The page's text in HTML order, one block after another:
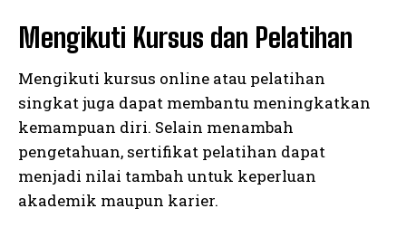
Mengikuti Kursus dan Pelatihan
Mengikuti kursus online atau pelatihan
singkat juga dapat membantu meningkatkan
kemampuan diri. Selain menambah
pengetahuan, sertifikat pelatihan dapat
menjadi nilai tambah untuk keperluan
akademik maupun karier.